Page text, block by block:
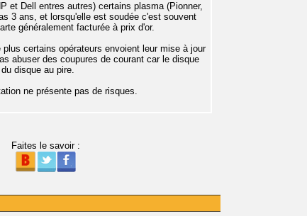
et Dell entres autres) certains plasma (Pionner,
3 ans, et lorsqu'elle est soudée c'est souvent
généralement facturée à prix d'or.
certains opérateurs envoient leur mise à jour
abuser des coupures de courant car le disque
disque au pire.
ne présente pas de risques.
Faites le savoir :